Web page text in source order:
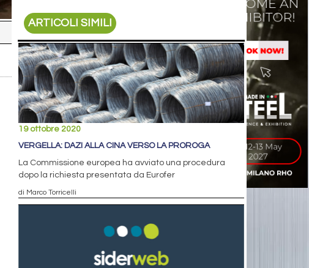
ARTICOLI SIMILI
19 ottobre 2020
VERGELLA: DAZI ALLA CINA VERSO LA PROROGA
La Commissione europea ha avviato una procedura
dopo la richiesta presentata da Eurofer
di Marco Torricelli